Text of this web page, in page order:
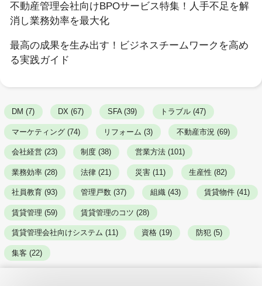
不動産管理会社向けBPOサービス特集！人手不足を解
消し業務効率を最大化
最高の成果を生み出す！ビジネスチームワークを高め
る実践ガイド
DM (7) DX (67) SFA (39) トラブル (47)
マーケティング (74) リフォーム (3) 不動産市況 (69)
会社経営 (23) 制度 (38) 営業方法 (101)
業務効率 (28) 法律 (21) 災害 (11) 生産性 (82)
社員教育 (93) 管理戸数 (37) 組織 (43) 賃貸物件 (41)
賃貸管理 (59) 賃貸管理のコツ (28)
賃貸管理会社向けシステム (11) 資格 (19) 防犯 (5)
集客 (22)